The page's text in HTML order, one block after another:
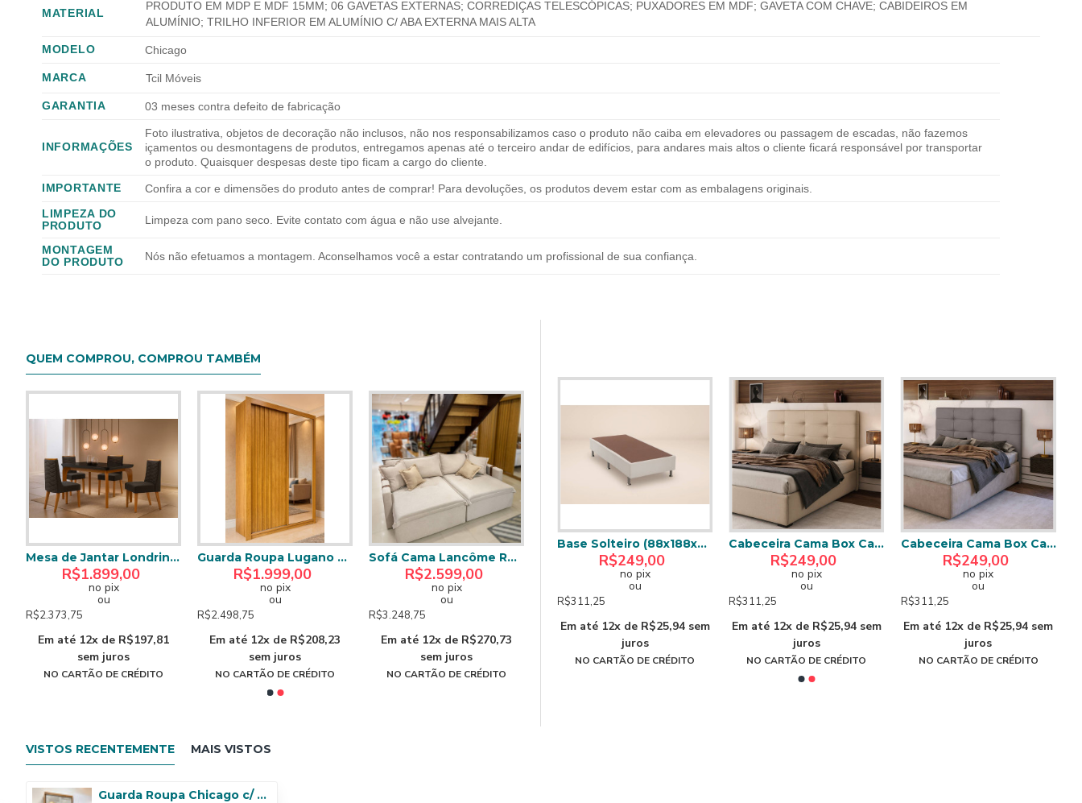
MATERIAL
PRODUTO EM MDP E MDF 15MM; 06 GAVETAS EXTERNAS; CORREDIÇAS TELESCÓPICAS; PUXADORES EM MDF; GAVETA COM CHAVE; CABIDEIROS EM
ALUMÍNIO; TRILHO INFERIOR EM ALUMÍNIO C/ ABA EXTERNA MAIS ALTA
MODELO Chicago
MARCA Tcil Móveis
GARANTIA 03 meses contra defeito de fabricação
INFORMAÇÕES
Foto ilustrativa, objetos de decoração não inclusos, não nos responsabilizamos caso o produto não caiba em elevadores ou passagem de escadas, não fazemos
içamentos ou desmontagens de produtos, entregamos apenas até o terceiro andar de edifícios, para andares mais altos o cliente ficará responsável por transportar
o produto. Quaisquer despesas deste tipo ficam a cargo do cliente.
IMPORTANTE
Confira a cor e dimensões do produto antes de comprar! Para devoluções, os produtos devem estar com as embalagens originais.
LIMPEZA DO
PRODUTO
Limpeza com pano seco. Evite contato com água e não use alvejante.
MONTAGEM
DO PRODUTO
Nós não efetuamos a montagem. Aconselhamos você a estar contratando um profissional de sua confiança.
QUEM COMPROU, COMPROU TAMBÉM
Mesa de Jantar Londrina 120 cm Canto Copo c/ 4 cadeiras Dafne Preto – Vidro Preto / Imbuia
R$1.899,00
no pix
ou
R$2.373,75
Em até 12x de R$197,81
sem juros
NO CARTÃO DE CRÉDITO
Guarda Roupa Lugano 2 Portas de Correr 4 Gavetas 1 Ripada 1 Espelhada - Peroba
R$1.999,00
no pix
ou
R$2.498,75
Em até 12x de R$208,23
sem juros
NO CARTÃO DE CRÉDITO
Sofá Cama Lancôme Retrátil e Reclinável 2 m - Linho Bege
R$2.599,00
no pix
ou
R$3.248,75
Em até 12x de R$270,73
sem juros
NO CARTÃO DE CRÉDITO
R$2.699,00
no pix
ou
R$3.373,75
sem juros
NO CARTÃO DE CRÉDITO
R$319,00
no pix
ou
juros
NO CARTÃO DE CRÉDITO
Base Solteiro (88x188x23) Courino - Branco
R$249,00
no pix
ou
R$311,25
Em até 12x de R$25,94 sem
juros
NO CARTÃO DE CRÉDITO
Cabeceira Cama Box Casal 1.40 Eslovênia - Bege
R$249,00
no pix
ou
R$311,25
Em até 12x de R$25,94 sem
juros
NO CARTÃO DE CRÉDITO
Cabeceira Cama Box Casal 1.40 Eslovênia - Cinza
R$249,00
no pix
ou
R$311,25
Em até 12x de R$25,94 sem
juros
NO CARTÃO DE CRÉDITO
VISTOS RECENTEMENTE MAIS VISTOS
Guarda Roupa Chicago c/ Espelho 2 Portas 6 Gavetas Tcil Móveis - Cinamomo/Off White